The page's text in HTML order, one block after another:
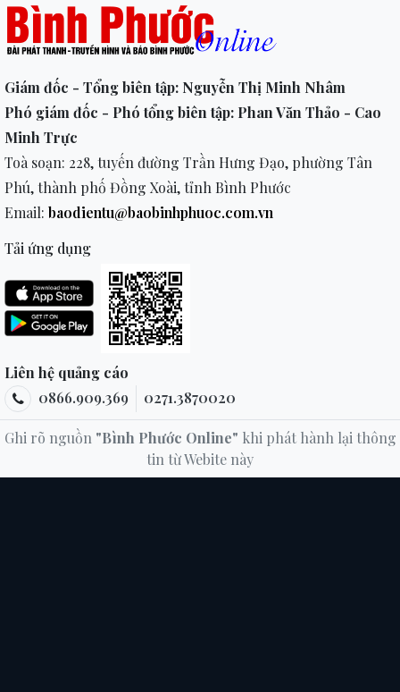
Giám đốc - Tổng biên tập: Nguyễn Thị Minh Nhâm
Phó giám đốc - Phó tổng biên tập: Phan Văn Thảo - Cao
Minh Trực
Toà soạn: 228, tuyến đường Trần Hưng Đạo, phường Tân
Phú, thành phố Đồng Xoài, tỉnh Bình Phước
Email: baodientu@baobinhphuoc.com.vn
Tải ứng dụng
Liên hệ quảng cáo
0866.909.369
0271.3870020
Ghi rõ nguồn "Bình Phước Online" khi phát hành lại thông
tin từ Webite này